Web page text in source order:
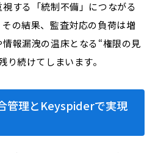
する「統制不備」につながる
の結果、監査対応の負荷は増
報漏洩の温床となる“権限の見
り続けてしまいます。
管理とKeyspiderで実現